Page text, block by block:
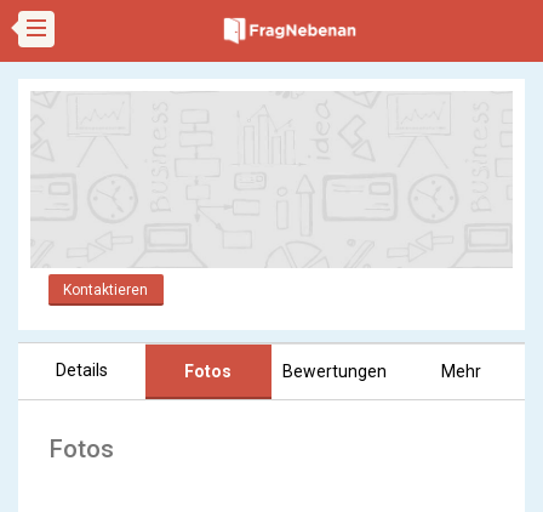
Kontaktieren
Details Fotos Bewertungen Mehr
Fotos